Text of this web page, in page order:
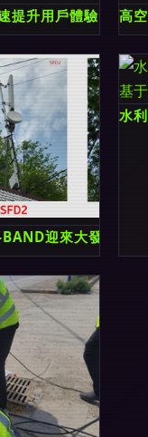
提升用戶體驗 瑞斯
高
迎來大發展
水